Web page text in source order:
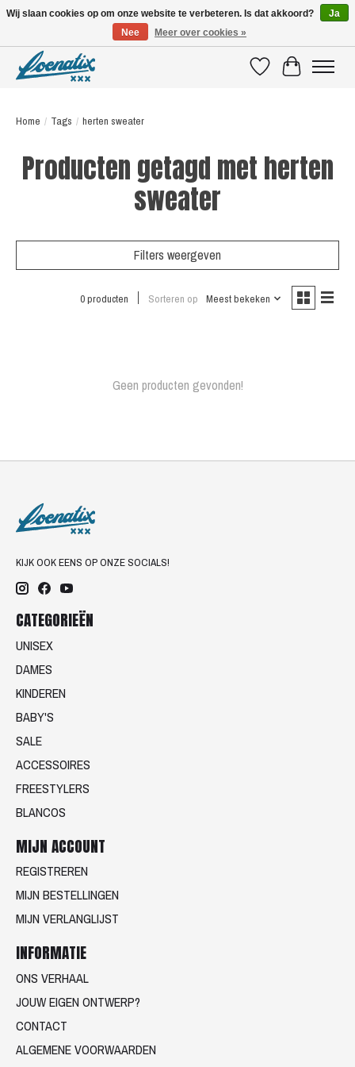
VerlanglijstWinkelwagen
Home / Tags / herten sweater
Producten getagd met herten
sweater
Filters weergeven
0 producten Sorteren op Meest bekeken
Geen producten gevonden!
KIJK OOK EENS OP ONZE SOCIALS!
CATEGORIEËN
UNISEX
DAMES
KINDEREN
BABY'S
SALE
ACCESSOIRES
FREESTYLERS
BLANCOS
MIJN ACCOUNT
REGISTREREN
MIJN BESTELLINGEN
MIJN VERLANGLIJST
INFORMATIE
ONS VERHAAL
JOUW EIGEN ONTWERP?
CONTACT
ALGEMENE VOORWAARDEN
Wij slaan cookies op om onze website te verbeteren. Is dat akkoord?
Ja
Nee
Meer over cookies »